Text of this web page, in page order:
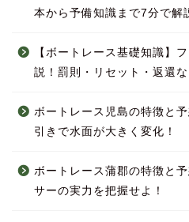
本から予備知識まで7分で解
【ボートレース基礎知識】
説！罰則・リセット・返還
ボートレース児島の特徴と
引きで水面が大きく変化！
ボートレース蒲郡の特徴と
サーの実力を把握せよ！